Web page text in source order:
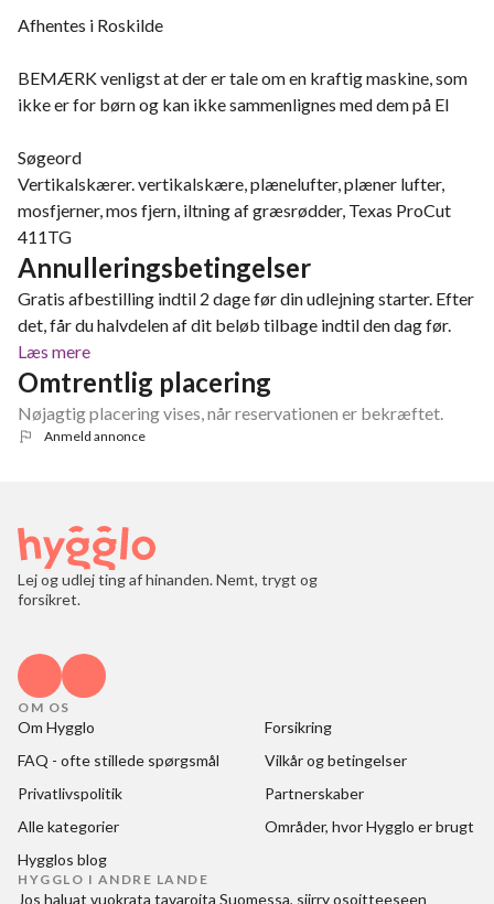
Afhentes i Roskilde
BEMÆRK venligst at der er tale om en kraftig maskine, som
ikke er for børn og kan ikke sammenlignes med dem på El
Søgeord
Vertikalskærer. vertikalskære, plænelufter, plæner lufter,
mosfjerner, mos fjern, iltning af græsrødder, Texas ProCut
411TG
Annulleringsbetingelser
Gratis afbestilling indtil 2 dage før din udlejning starter. Efter
det, får du halvdelen af dit beløb tilbage indtil den dag før.
Læs mere
Omtrentlig placering
Nøjagtig placering vises, når reservationen er bekræftet.
Anmeld annonce
Lej og udlej ting af hinanden. Nemt, trygt og
forsikret.
OM OS
Om Hygglo
Forsikring
FAQ - ofte stillede spørgsmål
Vilkår og betingelser
Privatlivspolitik
Partnerskaber
Alle kategorier
Områder, hvor Hygglo er brugt
Hygglos blog
HYGGLO I ANDRE LANDE
Jos haluat vuokrata tavaroita Suomessa, siirry osoitteeseen